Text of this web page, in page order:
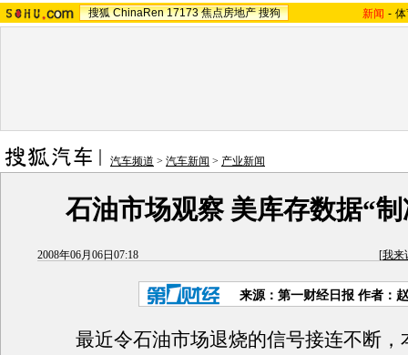
搜狐 ChinaRen 17173 焦点房地产 搜狗 新闻 -
汽车频道 > 汽车新闻 > 产业新闻
石油市场观察 美库存数据“
2008年06月06日07:18 [我来
来源：第一财经日报 作者：
最近令石油市场退烧的信号接连不断，